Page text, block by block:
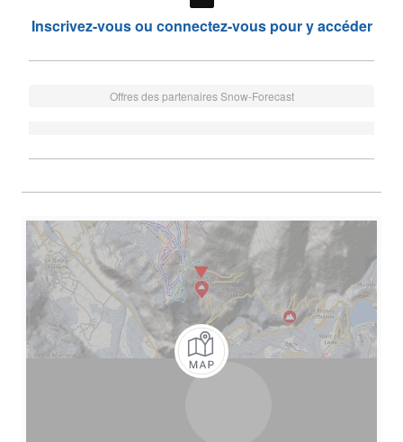
Inscrivez-vous ou connectez-vous pour y accéder
Offres des partenaires Snow-Forecast